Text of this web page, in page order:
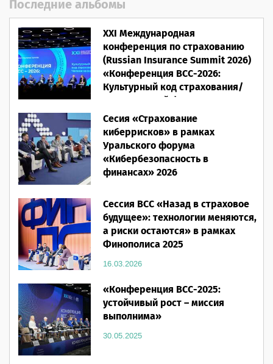
Последние альбомы
XXI Международная
конференция по страхованию
(Russian Insurance Summit 2026)
«Конференция ВСС-2026:
Культурный код страхования/
Человеческий фактор»
28.05.2026
Сесия «Страхование
киберрисков» в рамках
Уральского форума
«Кибербезопасность в
финансах» 2026
Сессия ВСС «Назад в страховое
будущее»: технологии меняются,
а риски остаются» в рамках
Финополиса 2025
16.03.2026
«Конференция ВСС-2025:
устойчивый рост – миссия
выполнима»
30.05.2025